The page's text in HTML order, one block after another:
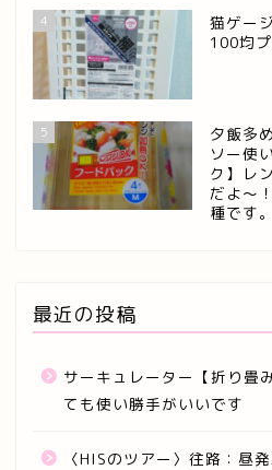
4
猫ゲー
100均
5
夕飯多
ソー使
ク】レ
だよ～
種です。
最近の投稿
サーキュレーター【折り畳
ても使い勝手がいいです
〈HISのツアー〉往路：昼